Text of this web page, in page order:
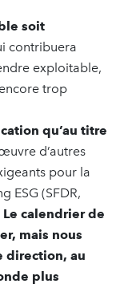
soit
contribuera
exploitable,
trop
qu’au titre
d’autres
pour la
ESG (SFDR,
Le calendrier de
mais nous
direction, au
plus